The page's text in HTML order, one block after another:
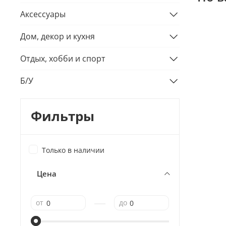
Аксессуары
Дом, декор и кухня
Отдых, хобби и спорт
Б/У
Фильтры
Только в наличии
Цена
от до